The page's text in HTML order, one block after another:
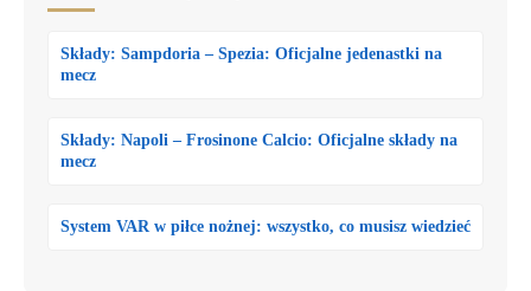
Składy: Sampdoria – Spezia: Oficjalne jedenastki na
mecz
Składy: Napoli – Frosinone Calcio: Oficjalne składy na
mecz
System VAR w piłce nożnej: wszystko, co musisz wiedzieć